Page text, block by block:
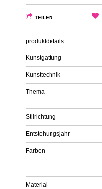
TEILEN
produktdetails
Kunstgattung
Kunsttechnik
Thema
Stilrichtung
Entstehungsjahr
Farben
Material